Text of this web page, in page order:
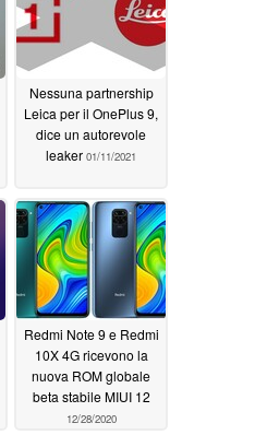
Nessuna partnership
Leica per il OnePlus 9,
dice un autorevole
leaker 01/11/2021
Redmi Note 9 e Redmi
10X 4G ricevono la
nuova ROM globale
beta stabile MIUI 12
12/28/2020